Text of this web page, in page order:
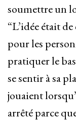
soumettre un
“L’idée était
pour les
pratiquer le
se sentir à sa
jouaient
arrêté parce